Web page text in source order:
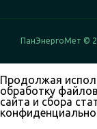
ПанЭнергоМет ©
Продолжая
обработку
сайта и сбора